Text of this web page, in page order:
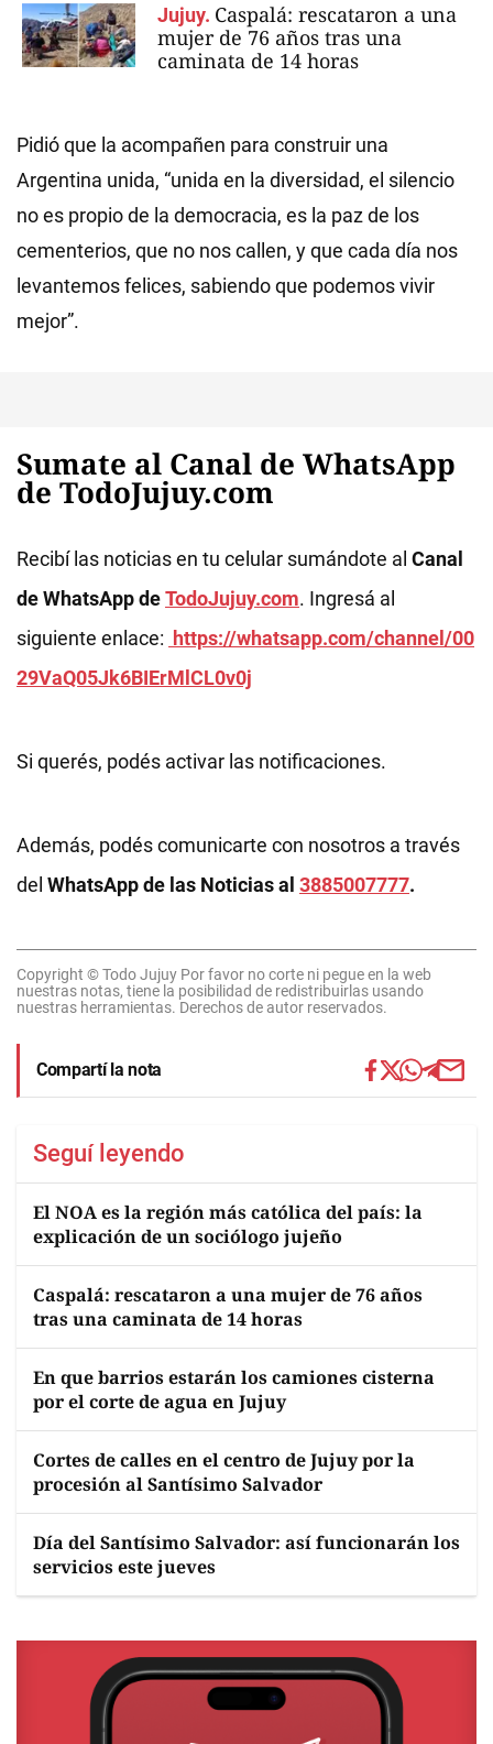
Jujuy. Caspalá: rescataron a una
mujer de 76 años tras una
caminata de 14 horas
Pidió que la acompañen para construir una
Argentina unida, “unida en la diversidad, el silencio
no es propio de la democracia, es la paz de los
cementerios, que no nos callen, y que cada día nos
levantemos felices, sabiendo que podemos vivir
mejor”.
Sumate al Canal de WhatsApp
de TodoJujuy.com
Recibí las noticias en tu celular sumándote al Canal
de WhatsApp deTodoJujuy.com. Ingresá al
siguiente enlace: https://whatsapp.com/channel/00
29VaQ05Jk6BIErMlCL0v0j
Si querés, podés activar las notificaciones.
Además, podés comunicarte con nosotros a través
del WhatsApp de las Noticias al 3885007777.
Copyright © Todo Jujuy Por favor no corte ni pegue en la web
nuestras notas, tiene la posibilidad de redistribuirlas usando
nuestras herramientas. Derechos de autor reservados.
Compartí la nota
Seguí leyendo
El NOA es la región más católica del país: la
explicación de un sociólogo jujeño
Caspalá: rescataron a una mujer de 76 años
tras una caminata de 14 horas
En que barrios estarán los camiones cisterna
por el corte de agua en Jujuy
Cortes de calles en el centro de Jujuy por la
procesión al Santísimo Salvador
Día del Santísimo Salvador: así funcionarán los
servicios este jueves